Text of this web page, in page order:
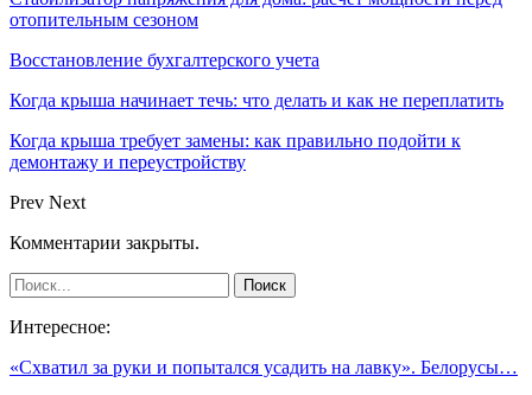
отопительным сезоном
Восстановление бухгалтерского учета
Когда крыша начинает течь: что делать и как не переплатить
Когда крыша требует замены: как правильно подойти к
демонтажу и переустройству
Prev Next
Комментарии закрыты.
Интересное:
«Схватил за руки и попытался усадить на лавку». Белорусы…